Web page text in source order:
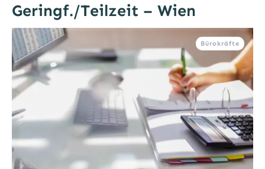
Geringf./Teilzeit – Wien
Bürokräfte